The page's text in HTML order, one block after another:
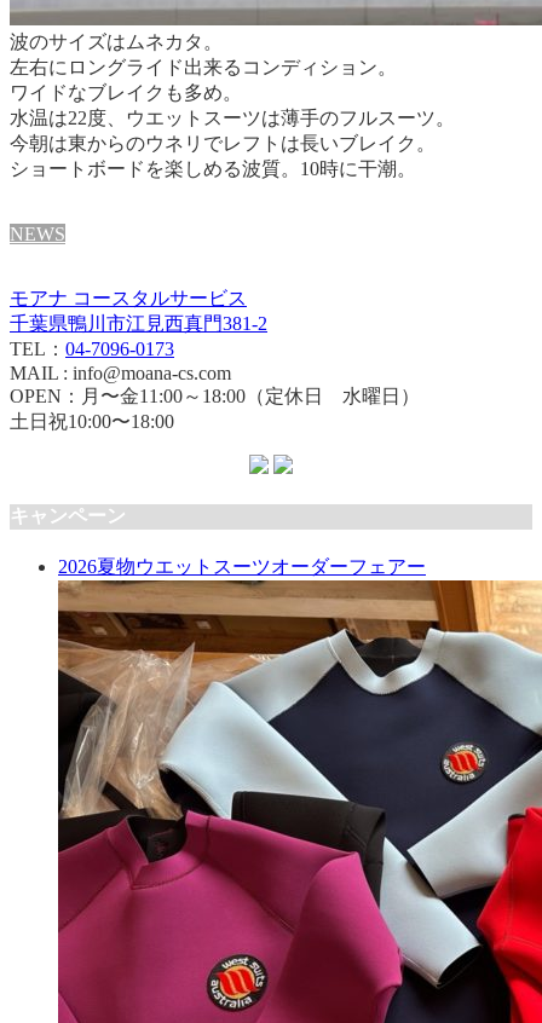
波のサイズはムネカタ。
左右にロングライド出来るコンディション。
ワイドなブレイクも多め。
水温は22度、ウエットスーツは薄手のフルスーツ。
今朝は東からのウネリでレフトは長いブレイク。
ショートボードを楽しめる波質。 10時に干潮。
NEWS
モアナ コースタルサービス
千葉県鴨川市江見西真門381-2
TEL： 04-7096-0173
MAIL : info@moana-cs.com
OPEN：月〜金11:00～18:00（定休日 水曜日）
土日祝10:00〜18:00
キャンペーン
2026夏物ウエットスーツオーダーフェアー